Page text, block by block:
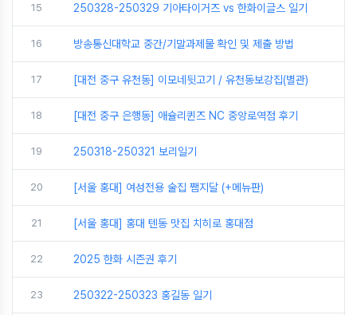
15 250328-250329 기아타이거즈 vs 한화이글스 일기
16 방송통신대학교 중간/기말과제물 확인 및 제출 방법
17 [대전 중구 유천동] 이모네뒷고기 / 유천동보강집(별관)
18 [대전 중구 은행동] 애슐리퀸즈 NC 중앙로역점 후기
19 250318-250321 보리일기
20 [서울 홍대] 여성전용 술집 쨈지달 (+메뉴판)
21 [서울 홍대] 홍대 텐동 맛집 치히로 홍대점
22 2025 한화 시즌권 후기
23 250322-250323 홍길동 일기